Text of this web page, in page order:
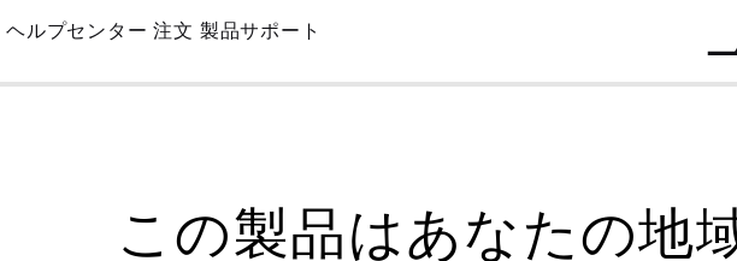
Skip
Main
ヘルプセンター 注文 製品サポート
この製品はあなたの地